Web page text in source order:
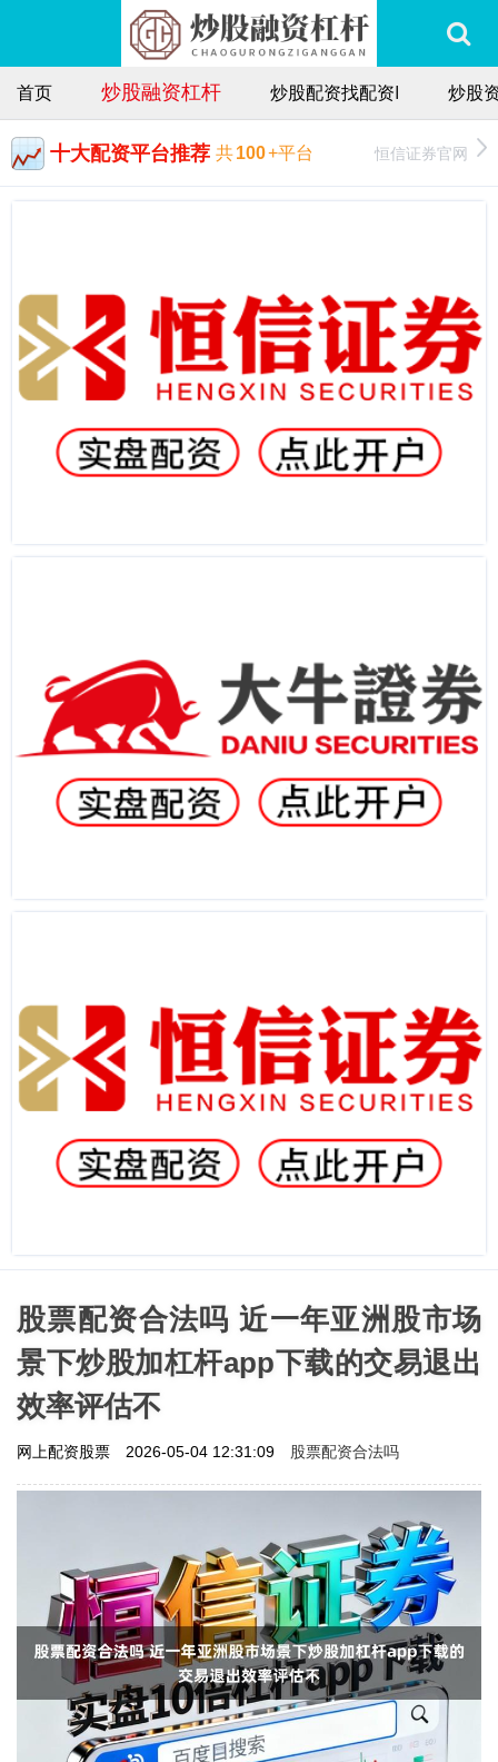
首页 炒股融资杠杆 炒股配资找配资I 炒股
十大配资平台推荐 共100+平台 恒信证券官网
股票配资合法吗 近一年亚洲股市场
景下炒股加杠杆app下载的交易退出
效率评估不
网上配资股票 2026-05-04 12:31:09 股票配资合法吗